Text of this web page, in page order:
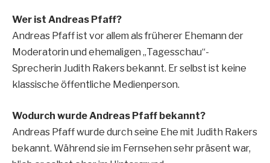
Wer ist Andreas Pfaff?
Andreas Pfaff ist vor allem als früherer Ehemann der
Moderatorin und ehemaligen „Tagesschau“-
Sprecherin Judith Rakers bekannt. Er selbst ist keine
klassische öffentliche Medienperson.
Wodurch wurde Andreas Pfaff bekannt?
Andreas Pfaff wurde durch seine Ehe mit Judith Rakers
bekannt. Während sie im Fernsehen sehr präsent war,